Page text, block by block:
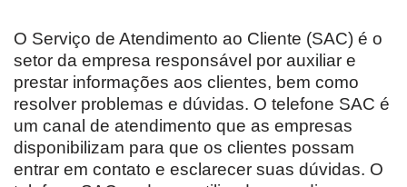
O Serviço de Atendimento ao Cliente (SAC) é o
setor da empresa responsável por auxiliar e
prestar informações aos clientes, bem como
resolver problemas e dúvidas. O telefone SAC é
um canal de atendimento que as empresas
disponibilizam para que os clientes possam
entrar em contato e esclarecer suas dúvidas. O